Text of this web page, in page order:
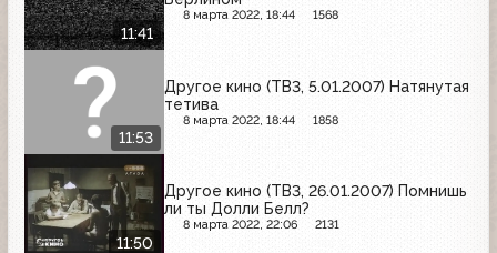
11:41
8 марта 2022, 18:44 1568
11:53
Другое кино (ТВ3, 5.01.2007) Натянутая
тетива
8 марта 2022, 18:44 1858
11:50
Другое кино (ТВ3, 26.01.2007) Помнишь
ли ты Долли Белл?
8 марта 2022, 22:06 2131